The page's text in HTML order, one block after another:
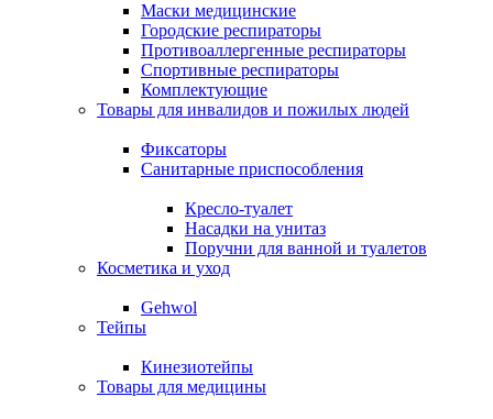
Маски медицинские
Городские респираторы
Противоаллергенные респираторы
Спортивные респираторы
Комплектующие
Товары для инвалидов и пожилых людей
Фиксаторы
Санитарные приспособления
Кресло-туалет
Насадки на унитаз
Поручни для ванной и туалетов
Косметика и уход
Gehwol
Тейпы
Кинезиотейпы
Товары для медицины